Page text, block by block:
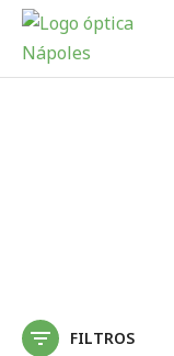
FILTROS